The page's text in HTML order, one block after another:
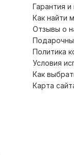
Гарантия и
Как найти
Отзывы о
Политика
Условия
Как
Карта